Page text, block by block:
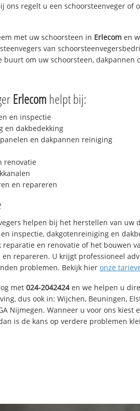
ons regelt u een schoorsteenveger of
met uw schoorsteen in Erlecom en
van
buurt om uw schoorsteen, dakpannen
Erlecomhelpt bij:
en inspectie
en dakbedekking
en dakpannen reiniging
renovatie
en repareren
helpen bij het herstellen van uw
inspectie, dakgotenreiniging en
reparatie en renovatie of het bouwen
en repareren. U krijgt professioneel
problemen. Bekijk hier onze
met 024-2042424en we helpen u
dus ook in: Wijchen, Beuningen,
Nijmegen. Wanneer u voor ons kiest
is de kans op verdere problemen